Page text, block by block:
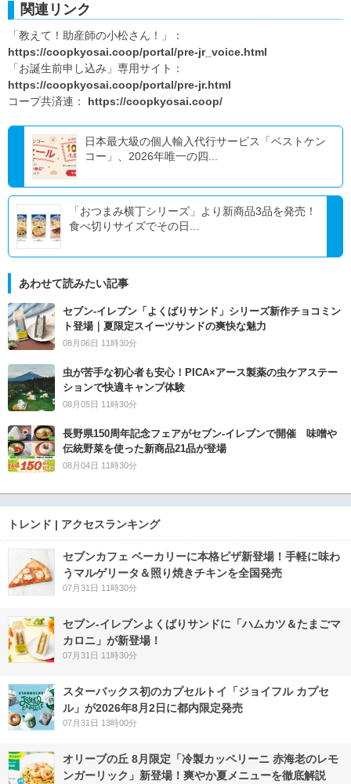
関連リンク
「教えて！助産師の小松さん！」：
https://coopkyosai.coop/portal/pre-jr_voice.html
「お誕生前申し込み」専用サイト：
https://coopkyosai.coop/portal/pre-jr.html
コープ共済連： https://coopkyosai.coop/
日本最大級の個人輸入代行サービス「ベストケン
コー」、2026年唯一の四...
「おつまみ横丁シリーズ」より新商品3品を発売！
食べ切りサイズでその日...
あわせて読みたい記事
セブン‐イレブン「よくばりサンド」シリーズ新作チョコミン
ト登場｜夏限定スイーツサンドの爽快な魅力
08月06日 11時30分
虫が苦手な初心者も安心！PICA×アース製薬の虫ケアステー
ションで快適キャンプ体験
08月05日 11時30分
長野県150周年記念フェアがセブン-イレブンで開催 味噌や
伝統野菜を使った新商品21品が登場
08月04日 11時30分
トレンド | アクセスランキング
セブンカフェ ベーカリーに本格ピザ新登場！手軽に味わ
うマルゲリータ＆照り焼きチキンを全国発売
07月31日 11時30分
セブン‐イレブンよくばりサンドに「ハムカツ＆たまごマ
カロニ」が新登場！
07月31日 11時30分
スターバックス初のカプセルトイ「ジョイフル カプセ
ル」が2026年8月2日に都内限定発売
07月31日 13時00分
オリーブの丘 8月限定「冷製カッペリーニ 赤海老のレモ
ンガーリック」新登場！爽やか夏メニューを徹底解説